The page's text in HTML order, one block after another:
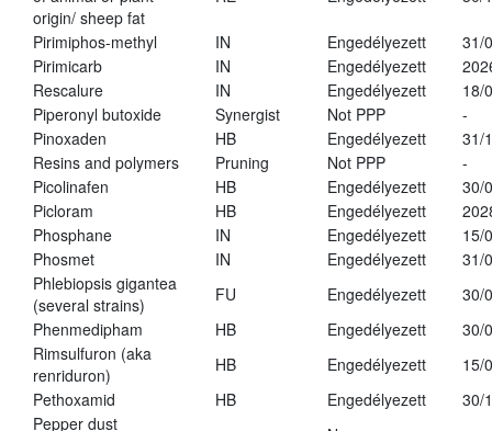
origin/ sheep fat
Pirimiphos-methyl IN Engedélyezett
31/
Pirimicarb
IN Engedélyezett
Rescalure
IN Engedélyezett
18/
Piperonyl butoxide
Synergist Not PPP
-
Pinoxaden
HB Engedélyezett
31/
Resins and polymers
Pruning Not PPP
-
Picolinafen
HB Engedélyezett
30/
Picloram
HB Engedélyezett
Phosphane
IN Engedélyezett
15/
Phosmet
IN Engedélyezett
31/
Phlebiopsis gigantea
(several strains)
FU Engedélyezett
30/
Phenmedipham
HB Engedélyezett
30/
Rimsulfuron (aka
renriduron)
HB Engedélyezett
15/
Pethoxamid
HB Engedélyezett
30/
Pepper dust